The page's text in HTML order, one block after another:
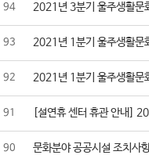
94 2021년 3분기 울주생활문
93 2021년 1분기 울주생활문
92 2021년 1분기 울주생활문
91 [설연휴 센터 휴관 안내
90 문화분야 공공시설 조치사